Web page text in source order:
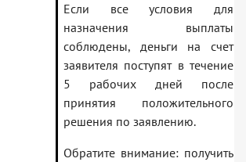
Если все условия для
назначения выплаты
соблюдены, деньги на счет
заявителя поступят в течение
5 рабочих дней после
принятия положительного
решения по заявлению.
Обратите внимание: получить